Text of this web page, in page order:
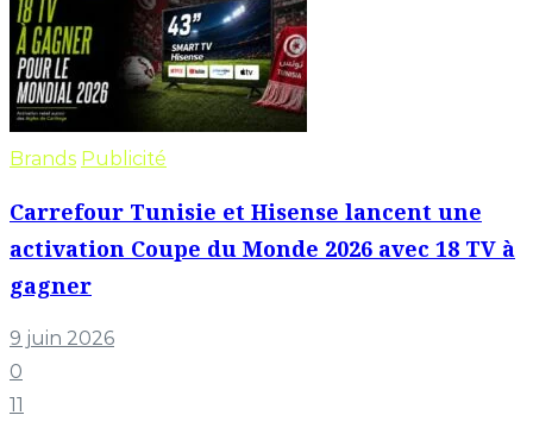
Brands Publicité
Carrefour Tunisie et Hisense lancent une
activation Coupe du Monde 2026 avec 18 TV à
gagner
9 juin 2026
0
11